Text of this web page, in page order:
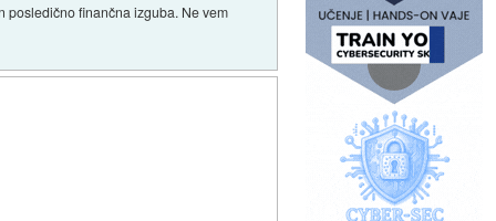
posledično finančna izguba. Ne vem